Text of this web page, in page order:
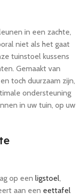
in een zachte,
niet als het gaat
tuinstoel kussens
Gemaakt van
toch duurzaam zijn,
ondersteuning
in uw tuin, op uw
op een ligstoel,
aan een eettafel